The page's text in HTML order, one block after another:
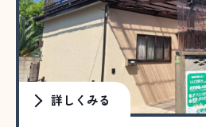
詳しくみる